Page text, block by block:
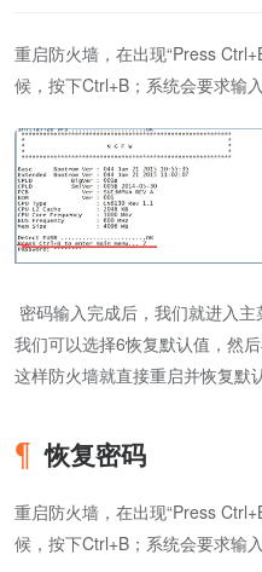
重启防火墙，在出现“Press
候，按下Ctrl+B；系统会要求输
密码输入完成后，我们就进入
我们可以选择6恢复默认值，然
这样防火墙就直接重启并恢复默
恢复密码
重启防火墙，在出现“Press
候，按下Ctrl+B；系统会要求输